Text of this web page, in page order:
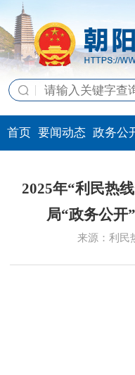
首页 要闻动态 政务公
2025年“利民热
局“政务公开
来源：利民